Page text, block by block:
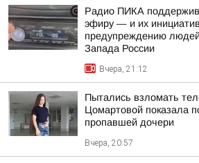
Радио ПИКА
эфиру — и их
предупреждению
Запада России
Вчера, 21:12
Пытались взломать
Цомартовой показала
пропавшей дочери
Вчера, 20:57